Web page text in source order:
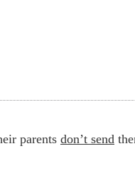
parents don’t send